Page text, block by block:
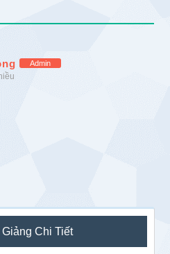
Admin
Chi Tiết